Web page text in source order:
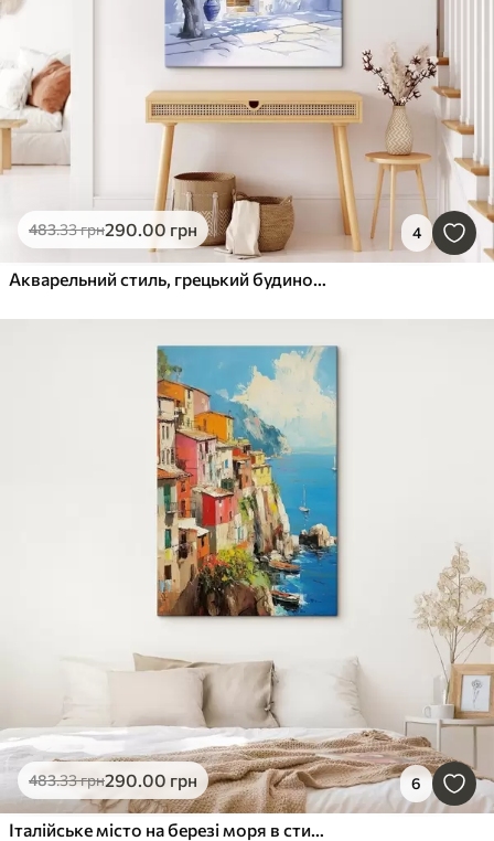
483.33грн290.00 грн 4
Акварельний стиль, грецький будинок, квітуче дерево, архітектура
483.33грн290.00 грн 6
Італійське місто на березі моря в стилі олійного живопису